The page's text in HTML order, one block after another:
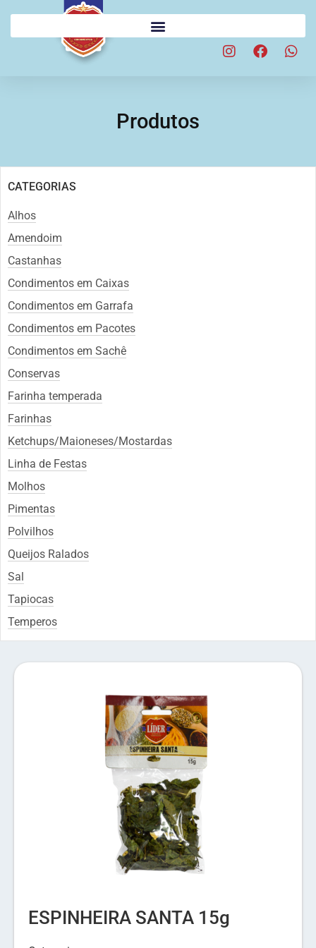
Produtos
CATEGORIAS
Alhos
Amendoim
Castanhas
Condimentos em Caixas
Condimentos em Garrafa
Condimentos em Pacotes
Condimentos em Sachê
Conservas
Farinha temperada
Farinhas
Ketchups/Maioneses/Mostardas
Linha de Festas
Molhos
Pimentas
Polvilhos
Queijos Ralados
Sal
Tapiocas
Temperos
ESPINHEIRA SANTA 15g